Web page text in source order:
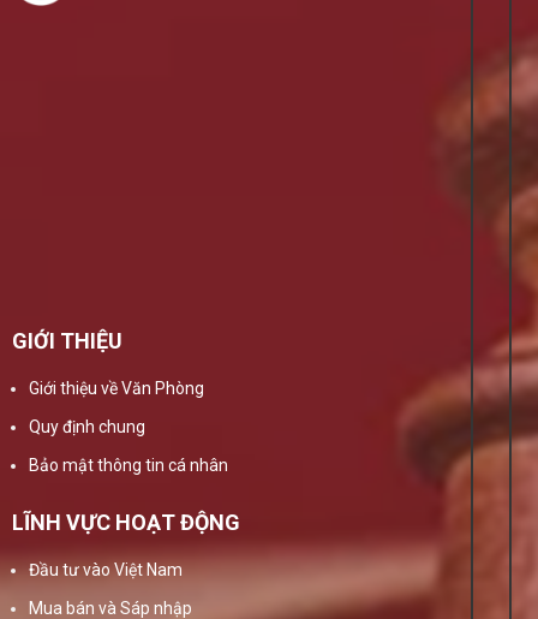
GIỚI THIỆU
Giới thiệu về Văn Phòng
Quy định chung
Bảo mật thông tin cá nhân
LĨNH VỰC HOẠT ĐỘNG
Đầu tư vào Việt Nam
Mua bán và Sáp nhập